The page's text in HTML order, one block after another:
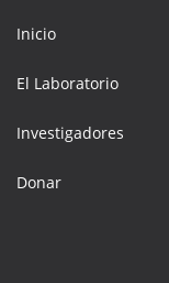
Inicio
El Laboratorio
Investigadores
Donar